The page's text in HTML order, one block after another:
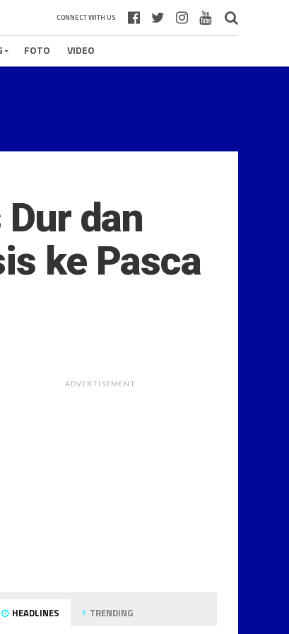
CONNECT WITH US
FOTO VIDEO
dan
ke Pasca
ADVERTISEMENT
HEADLINES TRENDING